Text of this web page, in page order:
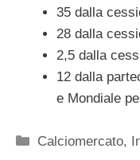
35 dalla
28 dalla
2,5 dalla
12 dalla
e Mondiale
Categorie
Calciomercato,